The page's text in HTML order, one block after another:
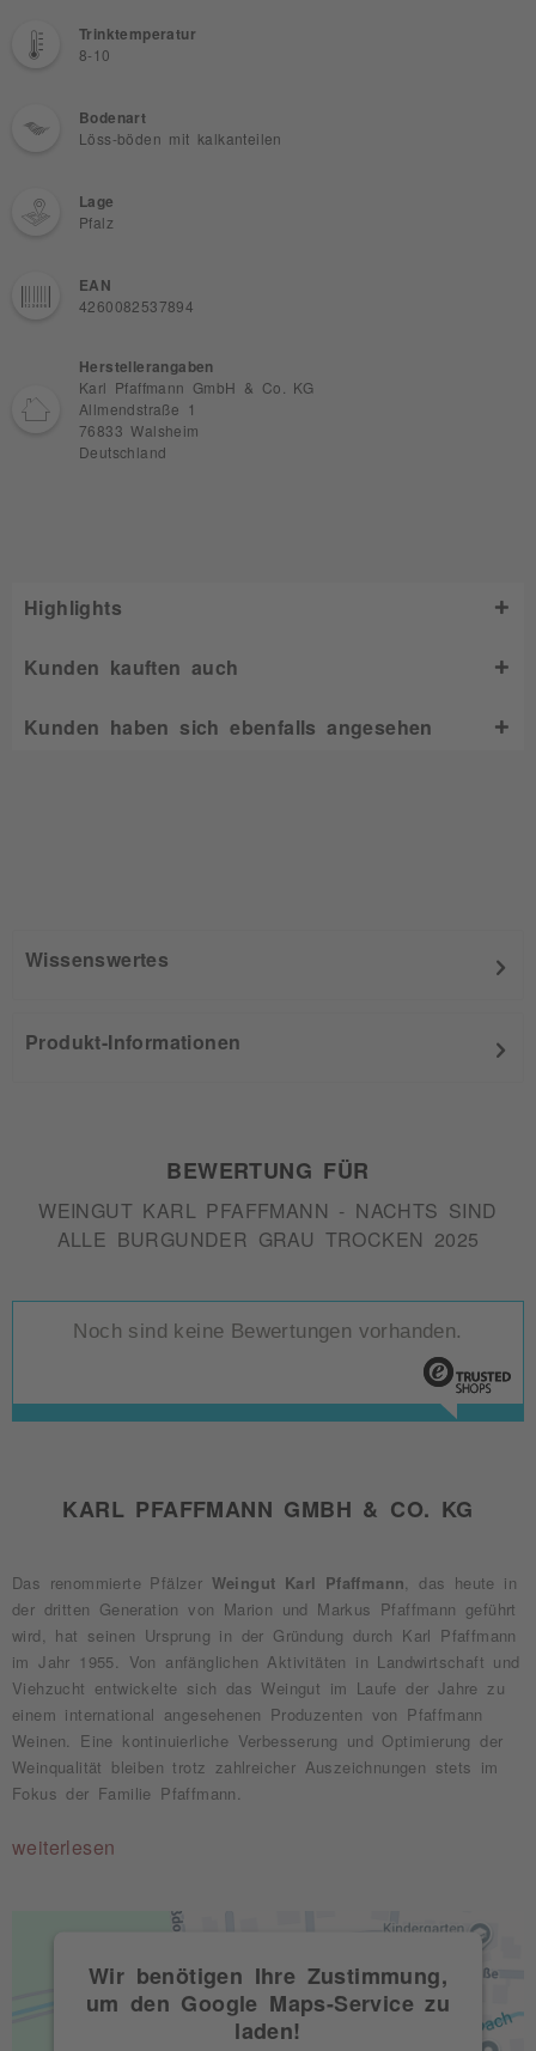
Trinktemperatur
8-10
Bodenart
Löss-böden mit kalkanteilen
Lage
Pfalz
EAN
4260082537894
Herstellerangaben
Karl Pfaffmann GmbH & Co. KG
Allmendstraße 1
76833 Walsheim
Deutschland
Highlights
Kunden kauften auch
Kunden haben sich ebenfalls angesehen
Wissenswertes
Produkt-Informationen
BEWERTUNG FÜR
WEINGUT KARL PFAFFMANN - NACHTS SIND
ALLE BURGUNDER GRAU TROCKEN 2025
Noch sind keine Bewertungen vorhanden.
KARL PFAFFMANN GMBH & CO. KG
Das renommierte Pfälzer Weingut Karl Pfaffmann
, das heute in
der dritten Generation von Marion und Markus Pfaffmann geführt
wird, hat seinen Ursprung in der Gründung durch Karl Pfaffmann
im Jahr 1955. Von anfänglichen Aktivitäten in Landwirtschaft und
Viehzucht entwickelte sich das Weingut im Laufe der Jahre zu
einem international angesehenen Produzenten von Pfaffmann
Weinen. Eine kontinuierliche Verbesserung und Optimierung der
Weinqualität bleiben trotz zahlreicher Auszeichnungen stets im
Fokus der Familie Pfaffmann.
weiterlesen
Wir benötigen Ihre Zustimmung,
um den Google Maps-Service zu
laden!